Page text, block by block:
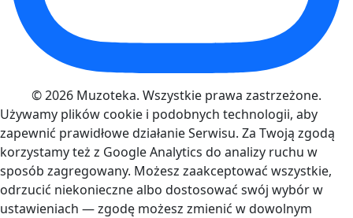
© 2026 Muzoteka. Wszystkie prawa zastrzeżone.
Używamy plików cookie i podobnych technologii, aby
zapewnić prawidłowe działanie Serwisu. Za Twoją zgodą
korzystamy też z Google Analytics do analizy ruchu w
sposób zagregowany. Możesz zaakceptować wszystkie,
odrzucić niekonieczne albo dostosować swój wybór w
ustawieniach — zgodę możesz zmienić w dowolnym